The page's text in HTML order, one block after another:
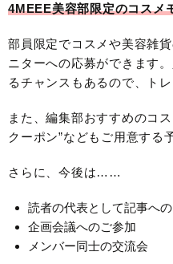
4MEEE美容部限定のコスメ
部員限定でコスメや美容雑
ニターへの応募ができます
るチャンスもあるので、ト
また、編集部おすすめのコ
クーポン”などもご用意する
さらに、今後は……
読者の代表として記事へ
企画会議へのご参加
メンバー同士の交流会